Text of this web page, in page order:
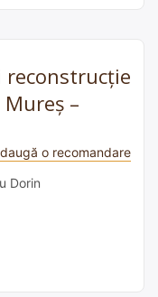
reconstrucție
–
o recomandare
Dorin